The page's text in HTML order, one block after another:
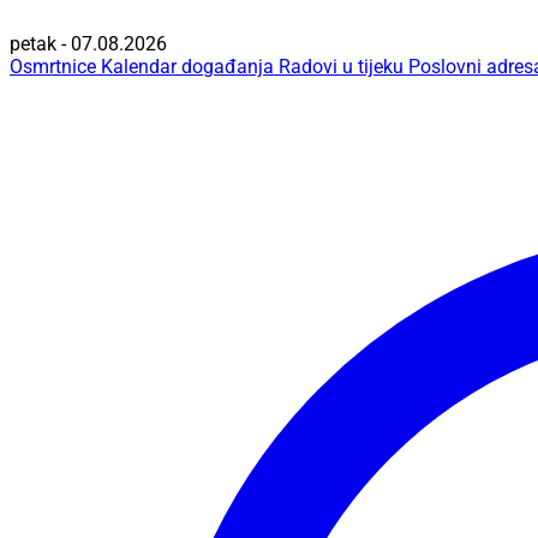
petak - 07.08.2026
Osmrtnice Kalendar događanja Radovi u tijeku Poslovni